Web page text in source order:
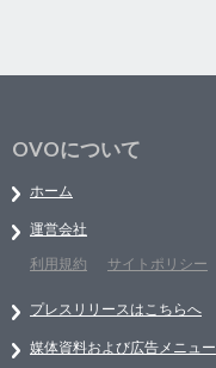
OVOについて
ホーム
運営会社
利用規約
サイトポリシー
プレスリリースはこちらへ
媒体資料および広告メニュー